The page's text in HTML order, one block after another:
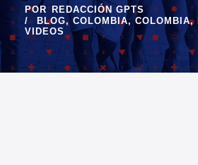
POR
REDACCIÓN GPTS
BLOG, COLOMBIA, COLOMBIA,
VIDEOS